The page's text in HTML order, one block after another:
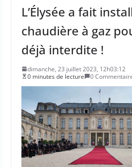
L’Élysée a fait
chaudière à gaz
déjà interdite !
dimanche, 23 juillet 2023, 12h03:12
0 minutes de lecture
0